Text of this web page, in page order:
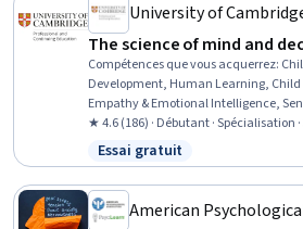
University of
The science of mind and
Compétences que vous acquerrez:
Development, Human Learning,
Empathy & Emotional Intelligence,
Teaching, Decision Making, Learning
Strategies, K-12 pedagogy, Pedagogy,
Developmental Disabilities, Empathy,
Resonance Imaging,
Decision Intelligence
★ 4.6 (186) · Débutant · Spécialisation
Statut : Essai gratuit
Essai gratuit
American